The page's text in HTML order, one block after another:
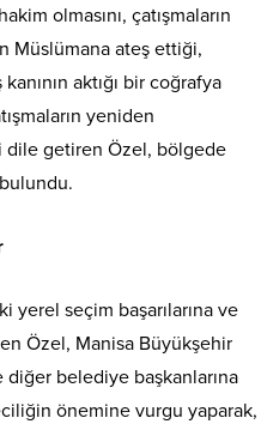
olmasını, çatışmaların
Müslümana ateş ettiği,
aktığı bir coğrafya
yeniden
dile getiren Özel, bölgede
yerel seçim başarılarına ve
Özel, Manisa Büyükşehir
diğer belediye başkanlarına
önemine vurgu yaparak,